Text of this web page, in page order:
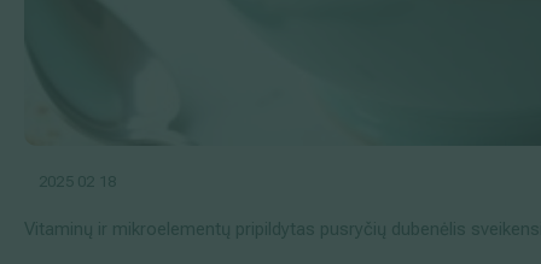
2025 02 18
Vitaminų ir mikroelementų pripildytas pusryčių dubenėlis